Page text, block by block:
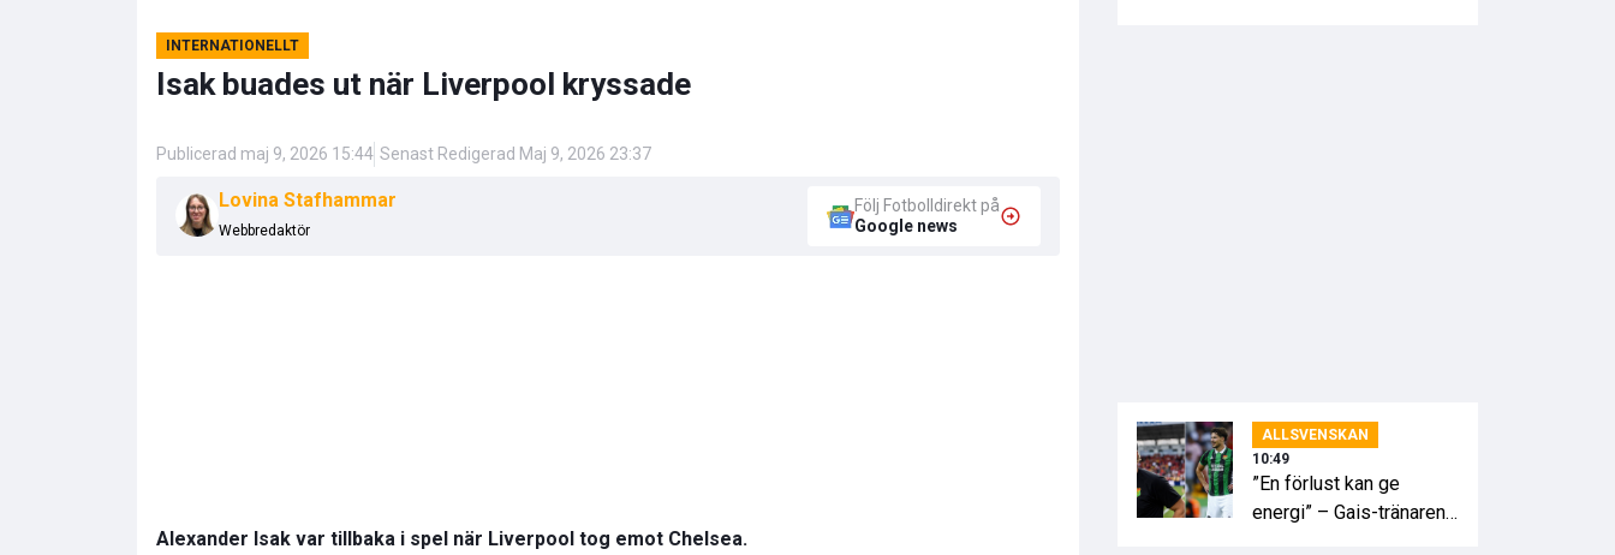
INTERNATIONELLT
Isak buades ut när Liverpool kryssade
Publicerad maj 9, 2026 15:44 Senast Redigerad Maj 9, 2026 23:37
Lovina Stafhammar
Webbredaktör
Följ Fotbolldirekt på
Google news
Alexander Isak var tillbaka i spel när Liverpool tog emot Chelsea.
ALLSVENSKAN
10:49
”En förlust kan ge
energi” – Gais-tränaren